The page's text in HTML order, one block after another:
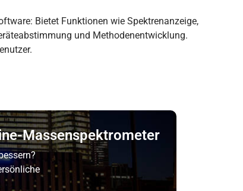
Bietet Funktionen wie Spektrenanzeige,
und Methodenentwicklung.
Massenspektrometer